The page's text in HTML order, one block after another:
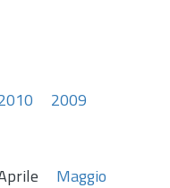
2009
Maggio